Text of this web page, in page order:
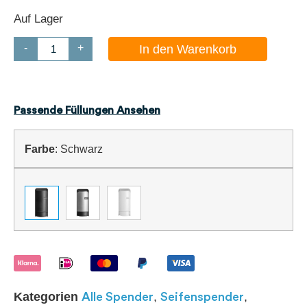
Auf Lager
- + In den Warenkorb
Passende Füllungen Ansehen
Farbe: Schwarz
Kategorien Alle Spender, Seifenspender,